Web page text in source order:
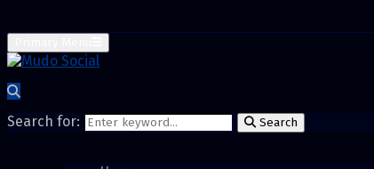
Search for: Search